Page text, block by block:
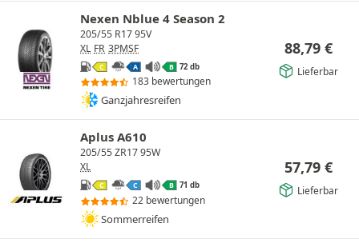
Nexen Nblue 4 Season 2
205/55 R17 95V
XL FR 3PMSF
C A B 72 db
183 bewertungen
Ganzjahresreifen
88,79 €
Lieferbar
Aplus A610
205/55 ZR17 95W
XL
C C B 71 db
22 bewertungen
Sommerreifen
57,79 €
Lieferbar